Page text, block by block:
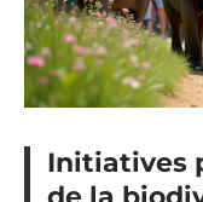
Initiatives